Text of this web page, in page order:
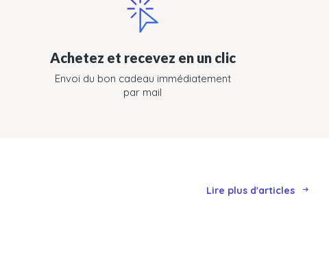
Achetez et recevez en un clic
Envoi du bon cadeau immédiatement
par mail
Lire plus d'articles